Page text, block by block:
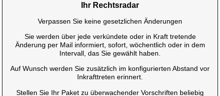
Ihr Rechtsradar
Verpassen Sie keine gesetzlichen Änderungen
Sie werden über jede verkündete oder in Kraft tretende
Änderung per Mail informiert, sofort, wöchentlich oder in dem
Intervall, das Sie gewählt haben.
Auf Wunsch werden Sie zusätzlich im konfigurierten Abstand vor
Inkrafttreten erinnert.
Stellen Sie Ihr Paket zu überwachender Vorschriften beliebig